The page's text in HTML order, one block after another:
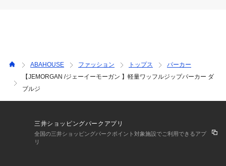
ABAHOUSE ファッション トップス
パーカー
【JEMORGAN /ジェーイーモーガン 】軽量ワッフルジップパーカー ダ
ブルジ
三井ショッピングパークアプリ
全国の三井ショッピングパークポイント対象施設でご利用できるアプ
リ